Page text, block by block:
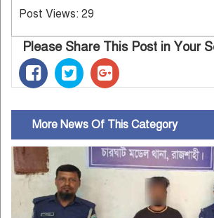
Post Views: 29
Please Share This Post in Your
More News Of This Category